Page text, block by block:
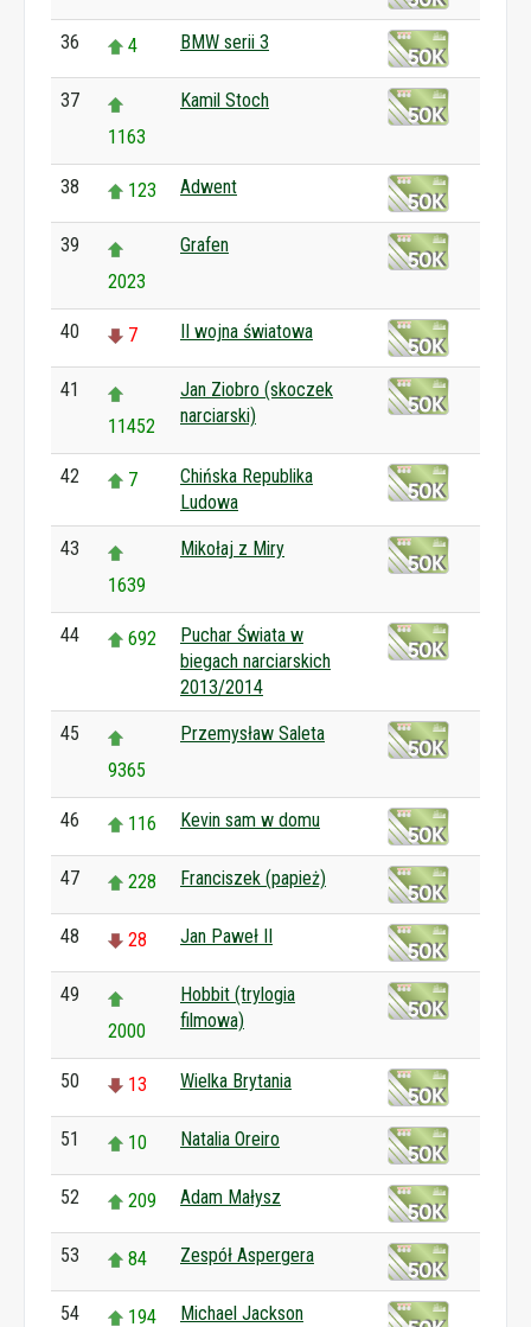
36 4 BMW serii 3
37
1163
Kamil Stoch
38 123 Adwent
39
2023
Grafen
40 7 II wojna światowa
41
11452
Jan Ziobro (skoczek
narciarski)
42 7
Chińska Republika
Ludowa
43
1639
Mikołaj z Miry
44 692
Puchar Świata w
biegach narciarskich
2013/2014
45
9365
Przemysław Saleta
46 116 Kevin sam w domu
47 228 Franciszek (papież)
48 28 Jan Paweł II
49
2000
Hobbit (trylogia
filmowa)
50 13 Wielka Brytania
51 10 Natalia Oreiro
52 209 Adam Małysz
53 84 Zespół Aspergera
54 194 Michael Jackson